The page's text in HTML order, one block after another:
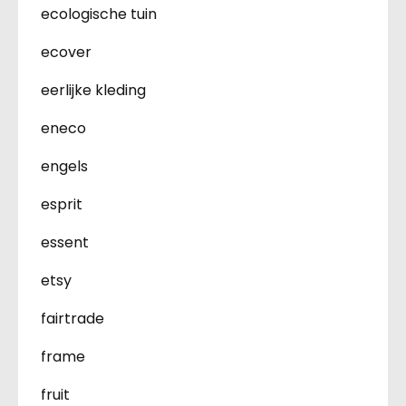
ecologische tuin
ecover
eerlijke kleding
eneco
engels
esprit
essent
etsy
fairtrade
frame
fruit